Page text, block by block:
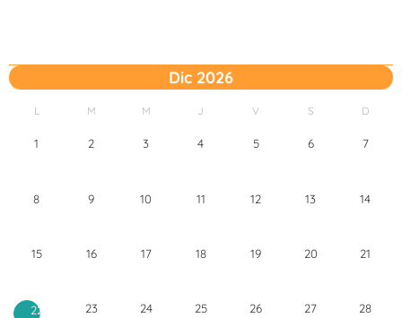
Dic 2026
L M M J V S D
1 2 3 4 5 6 7
8 9 10 11 12 13 14
15 16 17 18 19 20 21
22 23 24 25 26 27 28